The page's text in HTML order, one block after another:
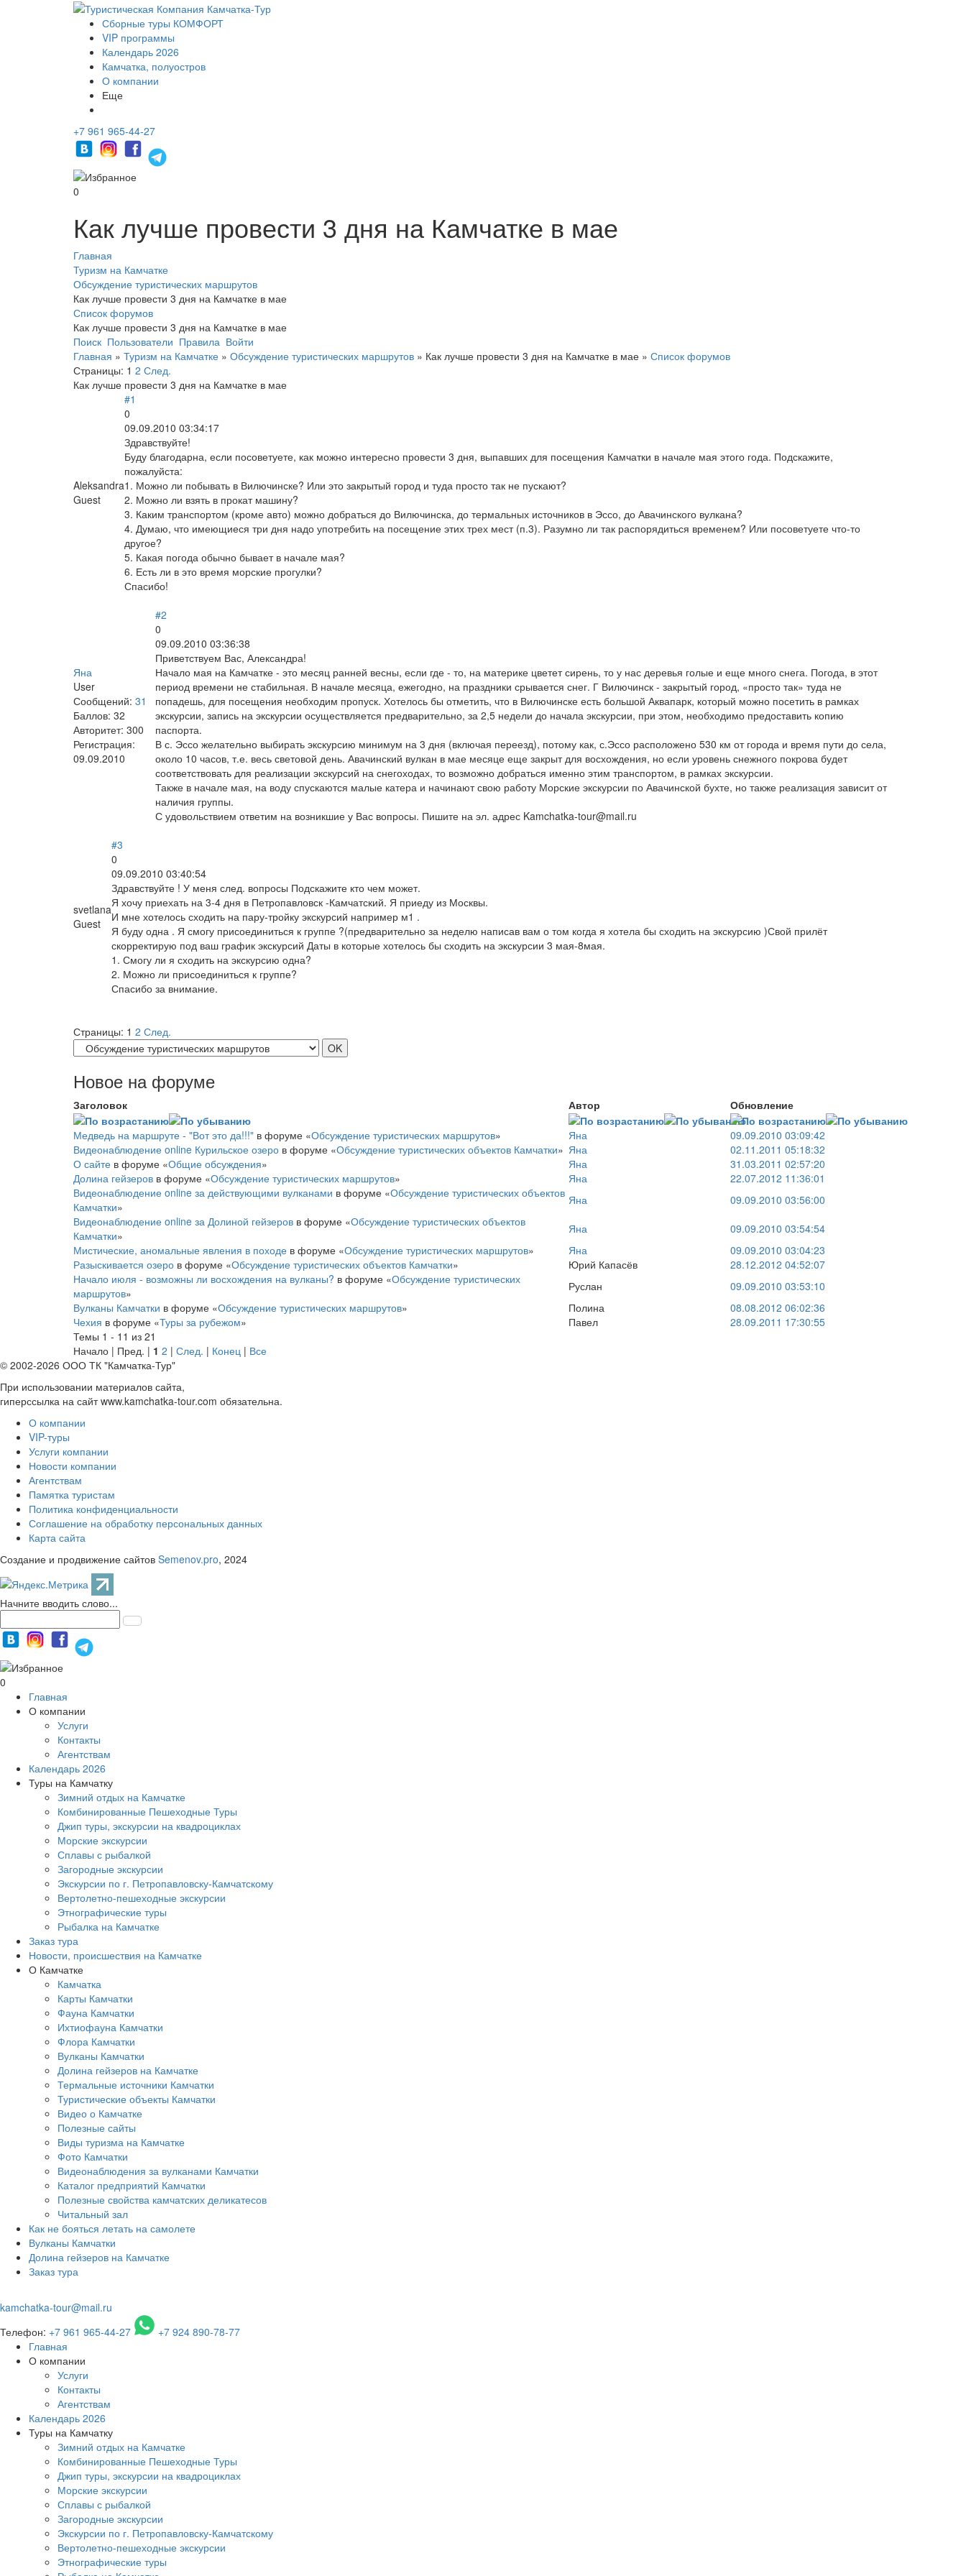
Сборные туры КОМФОРТ
VIP программы
Календарь 2026
Камчатка, полуостров
О компании
Еще
+7 961 965-44-27
0
Как лучше провести 3 дня на Камчатке в мае
Главная
Туризм на Камчатке
Обсуждение туристических маршрутов
Как лучше провести 3 дня на Камчатке в мае
Список форумов
Как лучше провести 3 дня на Камчатке в мае
Поиск Пользователи Правила Войти
Главная » Туризм на Камчатке » Обсуждение туристических маршрутов » Как лучше провести 3 дня на Камчатке в мае » Список форумов
Страницы: 1 2 След.
Как лучше провести 3 дня на Камчатке в мае
Aleksandra
Guest
#1
0
09.09.2010 03:34:17
Здравствуйте!
Буду благодарна, если посоветуете, как можно интересно провести 3 дня, выпавших для посещения Камчатки в начале мая этого года. Подскажите,
пожалуйста:
1. Можно ли побывать в Вилючинске? Или это закрытый город и туда просто так не пускают?
2. Можно ли взять в прокат машину?
3. Каким транспортом (кроме авто) можно добраться до Вилючинска, до термальных источников в Эссо, до Авачинского вулкана?
4. Думаю, что имеющиеся три дня надо употребить на посещение этих трех мест (п.3). Разумно ли так распорядиться временем? Или посоветуете что-то
другое?
5. Какая погода обычно бывает в начале мая?
6. Есть ли в это время морские прогулки?
Спасибо!
Яна
User
Сообщений: 31
Баллов: 32
Авторитет: 300
Регистрация:
09.09.2010
#2
0
09.09.2010 03:36:38
Приветствуем Вас, Александра!
Начало мая на Камчатке - это месяц ранней весны, если где - то, на материке цветет сирень, то у нас деревья голые и еще много снега. Погода, в этот
период времени не стабильная. В начале месяца, ежегодно, на праздники срывается снег. Г Вилючинск - закрытый город, «просто так» туда не
попадешь, для посещения необходим пропуск. Хотелось бы отметить, что в Вилючинске есть большой Аквапарк, который можно посетить в рамках
экскурсии, запись на экскурсии осуществляется предварительно, за 2,5 недели до начала экскурсии, при этом, необходимо предоставить копию
паспорта.
В с. Эссо желательно выбирать экскурсию минимум на 3 дня (включая переезд), потому как, с.Эссо расположено 530 км от города и время пути до села,
около 10 часов, т.е. весь световой день. Авачинский вулкан в мае месяце еще закрыт для восхождения, но если уровень снежного покрова будет
соответствовать для реализации экскурсий на снегоходах, то возможно добраться именно этим транспортом, в рамках экскурсии.
Также в начале мая, на воду спускаются малые катера и начинают свою работу Морские экскурсии по Авачинской бухте, но также реализация зависит от
наличия группы.
С удовольствием ответим на возникшие у Вас вопросы. Пишите на эл. адрес Kamchatka-tour@mail.ru
svetlana
Guest
#3
0
09.09.2010 03:40:54
Здравствуйте ! У меня след. вопросы Подскажите кто чем может.
Я хочу приехать на 3-4 дня в Петропавловск -Камчатский. Я приеду из Москвы.
И мне хотелось сходить на пару-тройку экскурсий например м1 .
Я буду одна . Я смогу присоединиться к группе ?(предварительно за неделю написав вам о том когда я хотела бы сходить на экскурсию )Свой прилёт
скорректирую под ваш график экскурсий Даты в которые хотелось бы сходить на экскурсии 3 мая-8мая.
1. Смогу ли я сходить на экскурсию одна?
2. Можно ли присоединиться к группе?
Спасибо за внимание.
Страницы: 1 2 След.
Новое на форуме
Заголовок Автор Обновление
Медведь на маршруте - "Вот это да!!!" в форуме «Обсуждение туристических маршрутов» Яна
09.09.2010 03:09:42
Видеонаблюдение online Курильское озеро в форуме «Обсуждение туристических объектов Камчатки» Яна
02.11.2011 05:18:32
О сайте в форуме «Общие обсуждения» Яна
31.03.2011 02:57:20
Долина гейзеров в форуме «Обсуждение туристических маршрутов» Яна
22.07.2012 11:36:01
Видеонаблюдение online за действующими вулканами в форуме «Обсуждение туристических объектов
Камчатки» Яна
09.09.2010 03:56:00
Видеонаблюдение online за Долиной гейзеров в форуме «Обсуждение туристических объектов
Камчатки» Яна
09.09.2010 03:54:54
Мистические, аномальные явления в походе в форуме «Обсуждение туристических маршрутов» Яна
09.09.2010 03:04:23
Разыскивается озеро в форуме «Обсуждение туристических объектов Камчатки» Юрий Капасёв
28.12.2012 04:52:07
Начало июля - возможны ли восхождения на вулканы? в форуме «Обсуждение туристических
маршрутов» Руслан
09.09.2010 03:53:10
Вулканы Камчатки в форуме «Обсуждение туристических маршрутов» Полина
08.08.2012 06:02:36
Чехия в форуме «Туры за рубежом» Павел
28.09.2011 17:30:55
Темы 1 - 11 из 21
Начало | Пред. | 1 2 | След. | Конец | Все
© 2002-2026 ООО ТК "Камчатка-Тур"
При использовании материалов сайта,
гиперссылка на сайт www.kamchatka-tour.com обязательна.
О компании
VIP-туры
Услуги компании
Новости компании
Агентствам
Памятка туристам
Политика конфиденциальности
Соглашение на обработку персональных данных
Карта сайта
Создание и продвижение сайтов Semenov.pro, 2024
Начните вводить слово...
0
Главная
О компании
Услуги
Контакты
Агентствам
Календарь 2026
Туры на Камчатку
Зимний отдых на Камчатке
Комбинированные Пешеходные Туры
Джип туры, экскурсии на квадроциклах
Морские экскурсии
Сплавы с рыбалкой
Загородные экскурсии
Экскурсии по г. Петропавловску-Камчатскому
Вертолетно-пешеходные экскурсии
Этнографические туры
Рыбалка на Камчатке
Заказ тура
Новости, происшествия на Камчатке
О Камчатке
Камчатка
Карты Камчатки
Фауна Камчатки
Ихтиофауна Камчатки
Флора Камчатки
Вулканы Камчатки
Долина гейзеров на Камчатке
Термальные источники Камчатки
Туристические объекты Камчатки
Видео о Камчатке
Полезные сайты
Виды туризма на Камчатке
Фото Камчатки
Видеонаблюдения за вулканами Камчатки
Каталог предприятий Камчатки
Полезные свойства камчатских деликатесов
Читальный зал
Как не бояться летать на самолете
Вулканы Камчатки
Долина гейзеров на Камчатке
Заказ тура
kamchatka-tour@mail.ru
Телефон: +7 961 965-44-27
+7 924 890-78-77
Главная
О компании
Услуги
Контакты
Агентствам
Календарь 2026
Туры на Камчатку
Зимний отдых на Камчатке
Комбинированные Пешеходные Туры
Джип туры, экскурсии на квадроциклах
Морские экскурсии
Сплавы с рыбалкой
Загородные экскурсии
Экскурсии по г. Петропавловску-Камчатскому
Вертолетно-пешеходные экскурсии
Этнографические туры